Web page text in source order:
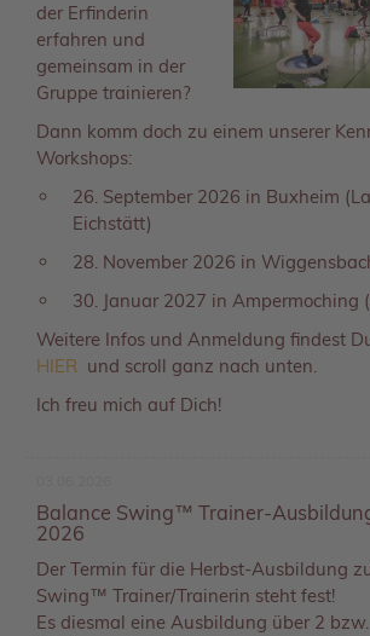
der Erfinderin
erfahren und
gemeinsam in der
Gruppe trainieren?
Dann komm doch zu einem unserer
Workshops:
26. September 2026 in Buxheim
Eichstätt)
28. November 2026 in
30. Januar 2027 in Ampermoching
Weitere Infos und Anmeldung findest
HIER und scroll ganz nach unten.
Ich freu mich auf Dich!
Balance Swing™ Trainer-
2026
Der Termin für die Herbst-Ausbildung
Swing™ Trainer/Trainerin steht fest!
Es diesmal eine Ausbildung über 2